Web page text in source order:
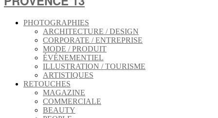
PHOTOGRAPHIES
ARCHITECTURE / DESIGN
CORPORATE / ENTREPRISE
MODE / PRODUIT
ÉVÉNEMENTIEL
ILLUSTRATION / TOURISME
ARTISTIQUES
RETOUCHES
MAGAZINE
COMMERCIALE
BEAUTY